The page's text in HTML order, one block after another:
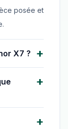
posée et
X7 ? +
+
+